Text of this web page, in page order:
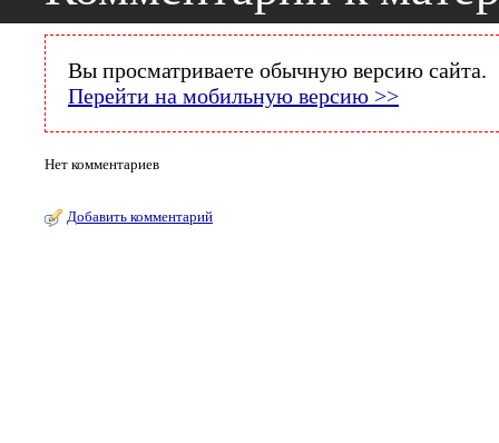
Вы просматриваете обычную версию сайта.
Перейти на мобильную версию >>
Нет комментариев
Добавить комментарий